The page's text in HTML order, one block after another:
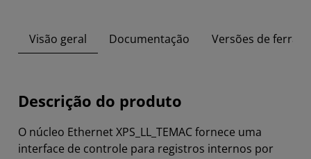
Visão geral Documentação Versões de
Descrição do produto
O núcleo Ethernet XPS_LL_TEMAC fornece uma
interface de controle para registros internos por